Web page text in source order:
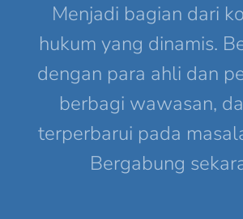
Menjadi bagian dari
hukum yang dinamis.
dengan para ahli dan
berbagi wawasan,
terperbarui pada
Bergabung